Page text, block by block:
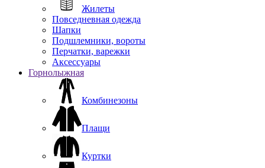
Жилеты
Повседневная одежда
Шапки
Подшлемники, вороты
Перчатки, варежки
Аксессуары
Горнолыжная
Комбинезоны
Плащи
Куртки